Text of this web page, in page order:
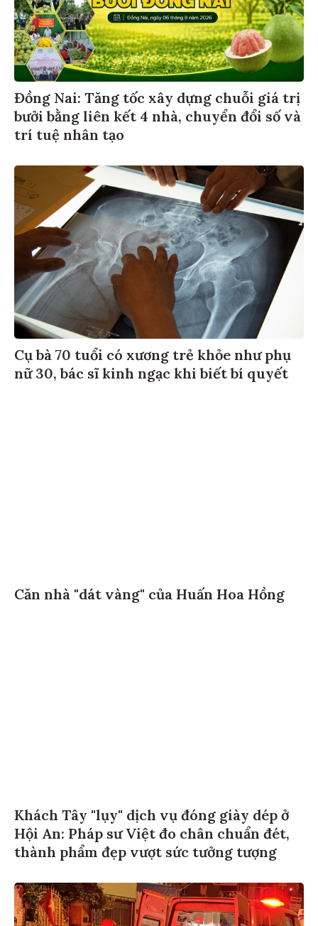
Đồng Nai: Tăng tốc xây dựng chuỗi giá trị
bưởi bằng liên kết 4 nhà, chuyển đổi số và
trí tuệ nhân tạo
Cụ bà 70 tuổi có xương trẻ khỏe như phụ
nữ 30, bác sĩ kinh ngạc khi biết bí quyết
Căn nhà "dát vàng" của Huấn Hoa Hồng
Khách Tây "lụy" dịch vụ đóng giày dép ở
Hội An: Pháp sư Việt đo chân chuẩn đét,
thành phẩm đẹp vượt sức tưởng tượng